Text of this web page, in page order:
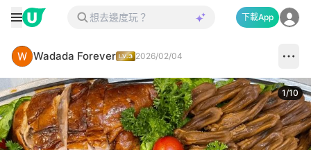
下載App
Wadada Forever 2026/02/04
1/10